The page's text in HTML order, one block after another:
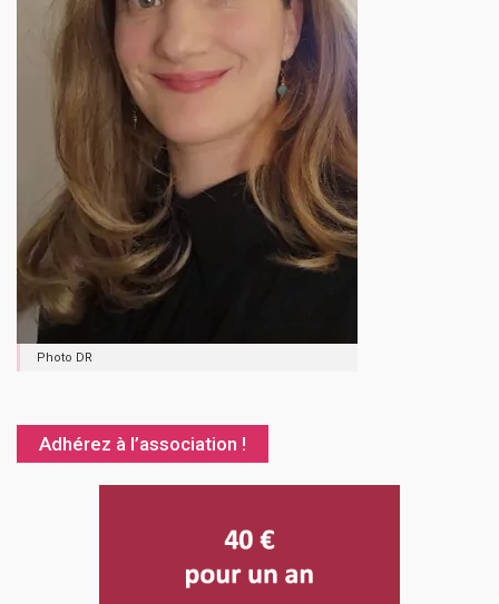
Photo DR
Adhérez à l’association !